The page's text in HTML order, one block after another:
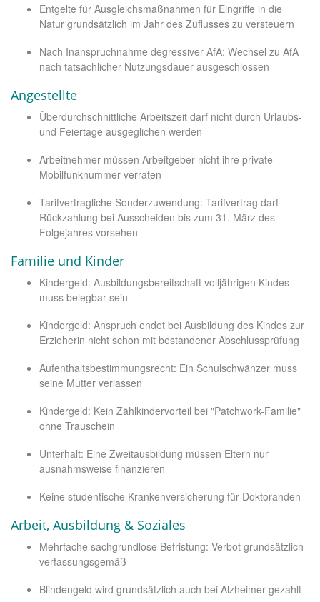
Entgelte für Ausgleichsmaßnahmen für Eingriffe in die
Natur grundsätzlich im Jahr des Zuflusses zu versteuern
Nach Inanspruchnahme degressiver AfA: Wechsel zu AfA
nach tatsächlicher Nutzungsdauer ausgeschlossen
Angestellte
Überdurchschnittliche Arbeitszeit darf nicht durch Urlaubs-
und Feiertage ausgeglichen werden
Arbeitnehmer müssen Arbeitgeber nicht ihre private
Mobilfunknummer verraten
Tarifvertragliche Sonderzuwendung: Tarifvertrag darf
Rückzahlung bei Ausscheiden bis zum 31. März des
Folgejahres vorsehen
Familie und Kinder
Kindergeld: Ausbildungsbereitschaft volljährigen Kindes
muss belegbar sein
Kindergeld: Anspruch endet bei Ausbildung des Kindes zur
Erzieherin nicht schon mit bestandener Abschlussprüfung
Aufenthaltsbestimmungsrecht: Ein Schulschwänzer muss
seine Mutter verlassen
Kindergeld: Kein Zählkindervorteil bei "Patchwork-Familie"
ohne Trauschein
Unterhalt: Eine Zweitausbildung müssen Eltern nur
ausnahmsweise finanzieren
Keine studentische Krankenversicherung für Doktoranden
Arbeit, Ausbildung & Soziales
Mehrfache sachgrundlose Befristung: Verbot grundsätzlich
verfassungsgemäß
Blindengeld wird grundsätzlich auch bei Alzheimer gezahlt